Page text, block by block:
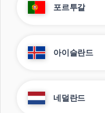
포르투갈
아이슬란드
네덜란드